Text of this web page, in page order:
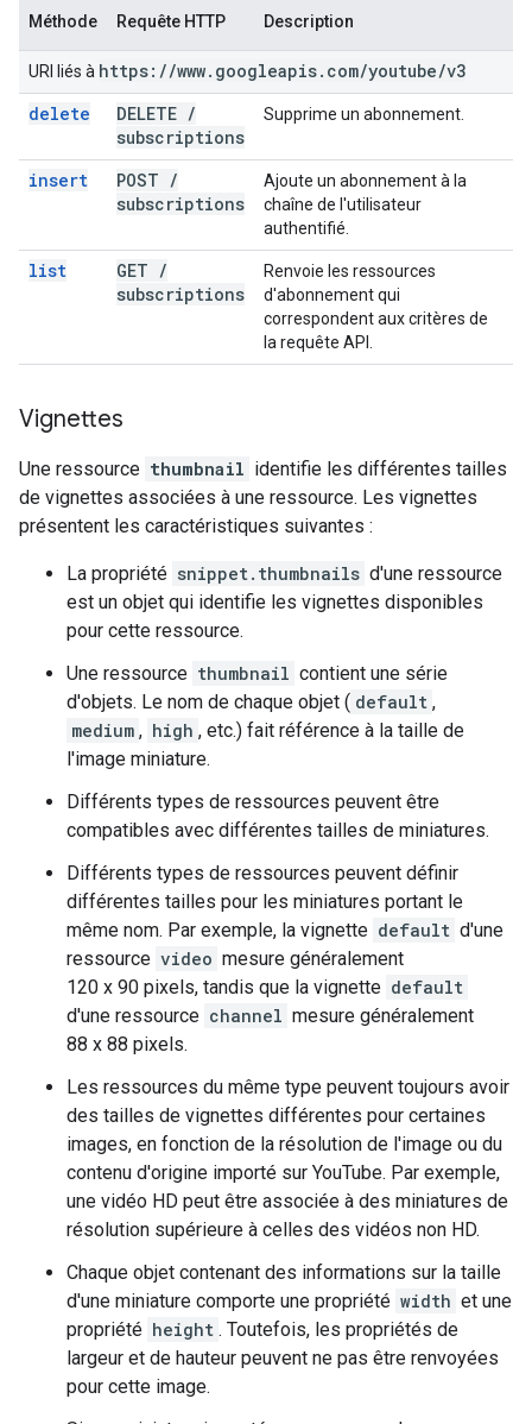
Méthode Requête HTTP Description
URI liés à https: //www. googleapis. com/youtube/v3
delete
DELETE /
subscriptions
Supprime un abonnement.
insert POST /
subscriptions
Ajoute un abonnement à la
chaîne de l'utilisateur
authentifié.
list GET /
subscriptions
Renvoie les ressources
d'abonnement qui
correspondent aux critères de
la requête API.
Vignettes
Une ressource thumbnail identifie les différentes tailles
de vignettes associées à une ressource. Les vignettes
présentent les caractéristiques suivantes :
La propriété snippet.thumbnails d'une ressource
est un objet qui identifie les vignettes disponibles
pour cette ressource.
Une ressource thumbnail contient une série
d'objets. Le nom de chaque objet ( default ,
medium , high , etc.) fait référence à la taille de
l'image miniature.
Différents types de ressources peuvent être
compatibles avec différentes tailles de miniatures.
Différents types de ressources peuvent définir
différentes tailles pour les miniatures portant le
même nom. Par exemple, la vignette default d'une
ressource video mesure généralement
120 x 90 pixels, tandis que la vignette default
d'une ressource channel mesure généralement
88 x 88 pixels.
Les ressources du même type peuvent toujours avoir
des tailles de vignettes différentes pour certaines
images, en fonction de la résolution de l'image ou du
contenu d'origine importé sur YouTube. Par exemple,
une vidéo HD peut être associée à des miniatures de
résolution supérieure à celles des vidéos non HD.
Chaque objet contenant des informations sur la taille
d'une miniature comporte une propriété width et une
propriété height . Toutefois, les propriétés de
largeur et de hauteur peuvent ne pas être renvoyées
pour cette image.